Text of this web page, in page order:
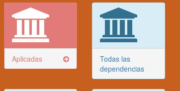
Aplicadas
Todas las
dependencias